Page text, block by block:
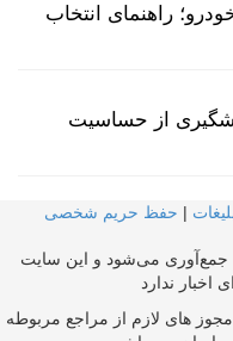
راهنمای انتخاب
از حساسیت
| حفظ حریم شخصی
جمع‌آوری می‌شود و این سایت
اخبار ندارد
های لازم از مراجع مربوطه